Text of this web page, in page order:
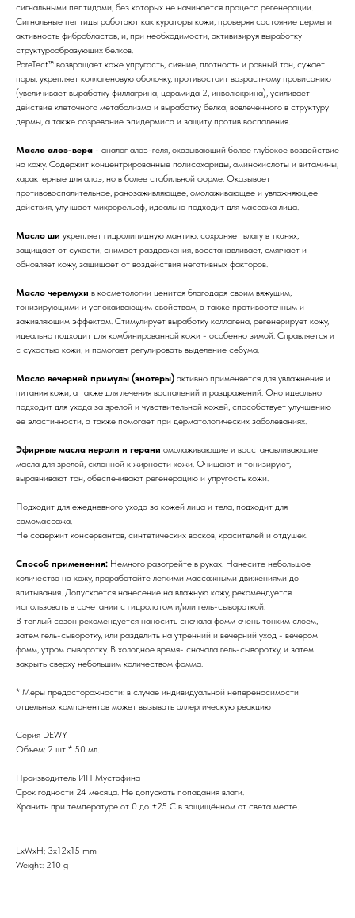
сигнальными пептидами, без которых не начинается процесс регенерации.
Сигнальные пептиды работают как кураторы кожи, проверяя состояние дермы и
активность фибробластов, и, при необходимости, активизируя выработку
структурообразующих белков.
PoreTect™ возвращает коже упругость, сияние, плотность и ровный тон, сужает
поры, укрепляет коллагеновую оболочку, противостоит возрастному провисанию
(увеличивает выработку филлагрина, церамида 2, инволюкрина), усиливает
действие клеточного метаболизма и выработку белка, вовлеченного в структуру
дермы, а также созревание эпидермиса и защиту против воспаления.
Масло алоэ-вера - аналог алоэ-геля, оказывающий более глубокое воздействие
на кожу. Содержит концентрированные полисахариды, аминокислоты и витамины,
характерные для алоэ, но в более стабильной форме. Оказывает
противовоспалительное, ранозаживляющее, омолаживающее и увлажняющее
действия, улучшает микрорельеф, идеально подходит для массажа лица.
Масло ши укрепляет гидролипидную мантию, сохраняет влагу в тканях,
защищает от сухости, снимает раздражения, восстанавливает, смягчает и
обновляет кожу, защищает от воздействия негативных факторов.
Масло черемухи в косметологии ценится благодаря своим вяжущим,
тонизирующими и успокаивающим свойствам, а также противоотечным и
заживляющим эффектам. Стимулирует выработку коллагена, регенерирует кожу,
идеально подходит для комбинированной кожи - особенно зимой. Справляется и
с сухостью кожи, и помогает регулировать выделение себума.
Масло вечерней примулы (энотеры) активно применяется для увлажнения и
питания кожи, а также для лечения воспалений и раздражений. Оно идеально
подходит для ухода за зрелой и чувствительной кожей, способствует улучшению
ее эластичности, а также помогает при дерматологических заболеваниях.
Эфирные масла нероли и герани омолаживающие и восстанавливающие
масла для зрелой, склонной к жирности кожи. Очищают и тонизируют,
выравнивают тон, обеспечивают регенерацию и упругость кожи.
Подходит для ежедневного ухода за кожей лица и тела, подходит для
самомассажа.
Не содержит консервантов, синтетических восков, красителей и отдушек.
Способ применения: Немного разогрейте в руках. Нанесите небольшое
количество на кожу, проработайте легкими массажными движениями до
впитывания. Допускается нанесение на влажную кожу, рекомендуется
использовать в сочетании с гидролатом и/или гель-сывороткой.
В теплый сезон рекомендуется наносить сначала фомм очень тонким слоем,
затем гель-сыворотку, или разделить на утренний и вечерний уход - вечером
фомм, утром сыворотку. В холодное время- сначала гель-сыворотку, и затем
закрыть сверху небольшим количеством фомма.
* Меры предосторожности: в случае индивидуальной непереносимости
отдельных компонентов может вызывать аллергическую реакцию
Серия DEWY
Объем: 2 шт * 50 мл.
Производитель ИП Мустафина
Срок годности 24 месяца. Не допускать попадания влаги.
Хранить при температуре от 0 до +25 С в защищённом от света месте.
LxWxH: 3x12x15 mm
Weight: 210 g